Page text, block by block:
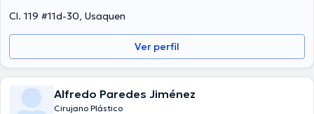
Cl. 119 #11d-30, Usaquen
Ver perfil
Alfredo Paredes Jiménez
Cirujano Plástico